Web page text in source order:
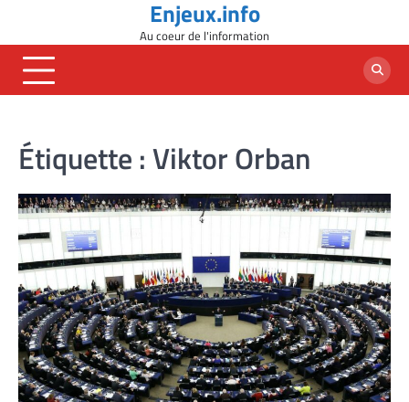
content
Enjeux.info
Au coeur de l'information
Étiquette :Viktor Orban